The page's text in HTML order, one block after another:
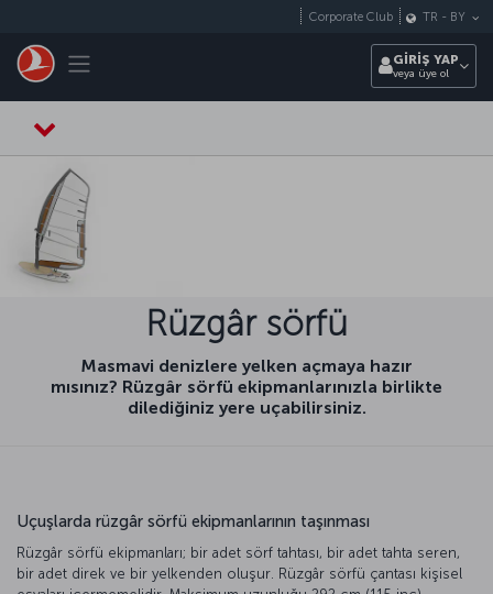
Toggle navigation
Corporate Club TR - BY
GİRİŞ YAP
veya üye ol
Rüzgâr sörfü
Masmavi denizlere yelken açmaya hazır
mısınız? Rüzgâr sörfü ekipmanlarınızla birlikte
dilediğiniz yere uçabilirsiniz.
Uçuşlarda rüzgâr sörfü ekipmanlarının taşınması
Rüzgâr sörfü ekipmanları; bir adet sörf tahtası, bir adet tahta seren,
bir adet direk ve bir yelkenden oluşur. Rüzgâr sörfü çantası kişisel